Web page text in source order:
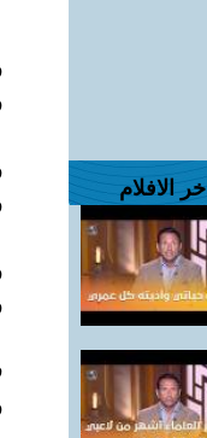
اخر الافلام